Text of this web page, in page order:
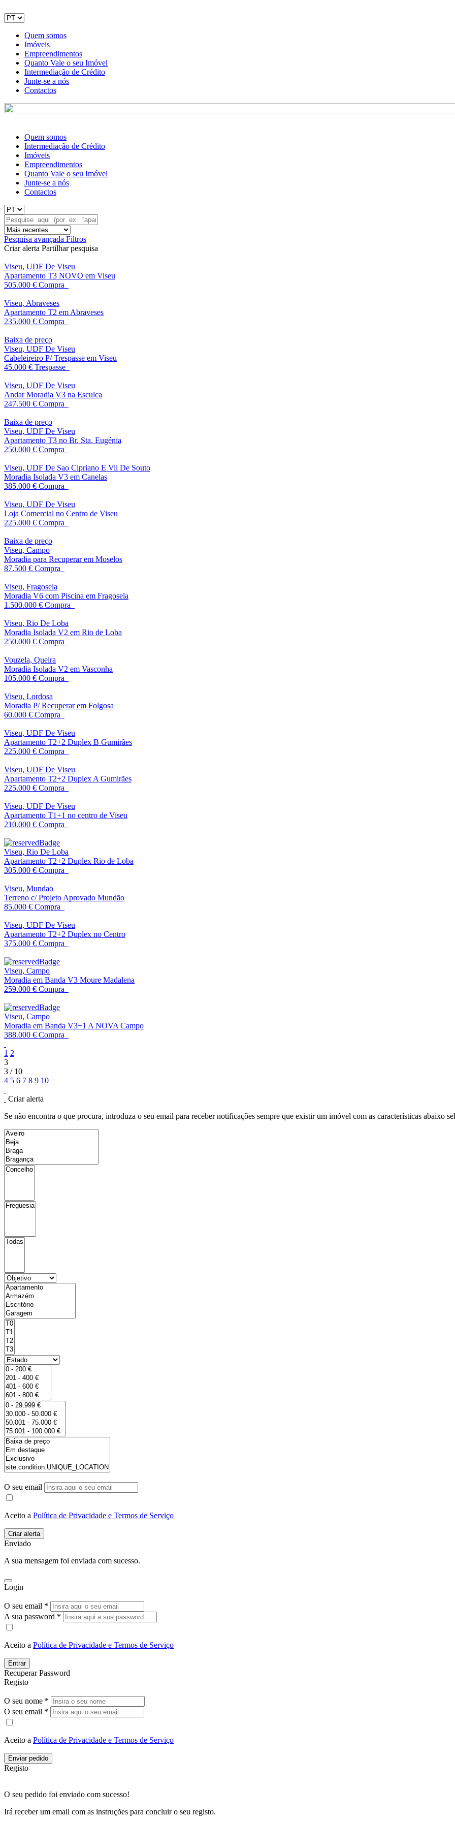
Quem somos
Imóveis
Empreendimentos
Quanto Vale o seu Imóvel
Intermediação de Crédito
Junte-se a nós
Contactos
Quem somos
Intermediação de Crédito
Imóveis
Empreendimentos
Quanto Vale o seu Imóvel
Junte-se a nós
Contactos
Pesquisa avançada Filtros
Criar alerta Partilhar pesquisa
Viseu, UDF De Viseu
Apartamento T3 NOVO em Viseu
505.000 € Compra
Viseu, Abraveses
Apartamento T2 em Abraveses
235.000 € Compra
Baixa de preço
Viseu, UDF De Viseu
Cabeleireiro P/ Trespasse em Viseu
45.000 € Trespasse
Viseu, UDF De Viseu
Andar Moradia V3 na Esculca
247.500 € Compra
Baixa de preço
Viseu, UDF De Viseu
Apartamento T3 no Br. Sta. Eugénia
250.000 € Compra
Viseu, UDF De Sao Cipriano E Vil De Souto
Moradia Isolada V3 em Canelas
385.000 € Compra
Viseu, UDF De Viseu
Loja Comercial no Centro de Viseu
225.000 € Compra
Baixa de preço
Viseu, Campo
Moradia para Recuperar em Moselos
87.500 € Compra
Viseu, Fragosela
Moradia V6 com Piscina em Fragosela
1.500.000 € Compra
Viseu, Rio De Loba
Moradia Isolada V2 em Rio de Loba
250.000 € Compra
Vouzela, Queira
Moradia Isolada V2 em Vasconha
105.000 € Compra
Viseu, Lordosa
Moradia P/ Recuperar em Folgosa
60.000 € Compra
Viseu, UDF De Viseu
Apartamento T2+2 Duplex B Gumirães
225.000 € Compra
Viseu, UDF De Viseu
Apartamento T2+2 Duplex A Gumirães
225.000 € Compra
Viseu, UDF De Viseu
Apartamento T1+1 no centro de Viseu
210.000 € Compra
Viseu, Rio De Loba
Apartamento T2+2 Duplex Rio de Loba
305.000 € Compra
Viseu, Mundao
Terreno c/ Projeto Aprovado Mundão
85.000 € Compra
Viseu, UDF De Viseu
Apartamento T2+2 Duplex no Centro
375.000 € Compra
Viseu, Campo
Moradia em Banda V3 Moure Madalena
259.000 € Compra
Viseu, Campo
Moradia em Banda V3+1 A NOVA Campo
388.000 € Compra
1 2
3
3 / 10
4 5 6 7 8 9 10
Criar alerta
Se não encontra o que procura, introduza o seu email para receber notificações sempre que existir um imóvel com as características abaixo
O seu email
Aceito a Política de Privacidade e Termos de Serviço
Enviado
A sua mensagem foi enviada com sucesso.
Login
O seu email *
A sua password *
Aceito a Política de Privacidade e Termos de Serviço
Entrar
Recuperar Password
Registo
O seu nome *
O seu email *
Aceito a Política de Privacidade e Termos de Serviço
Enviar pedido
Registo
O seu pedido foi enviado com sucesso!
Irá receber um email com as instruções para concluir o seu registo.